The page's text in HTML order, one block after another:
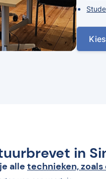
in
alle technieken,